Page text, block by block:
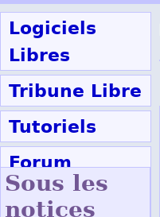
Logiciels
Libres
Tribune Libre
Tutoriels
Forum
Participer
Sous les
notices